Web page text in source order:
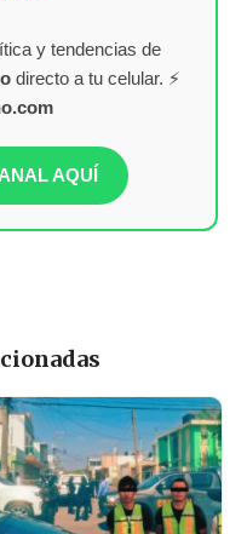
y tendencias de
directo a tu celular. ⚡
AQUÍ